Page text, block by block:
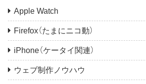
Apple Watch
Firefox（たまにニコ動）
iPhone（ケータイ関連）
ウェブ制作ノウハウ